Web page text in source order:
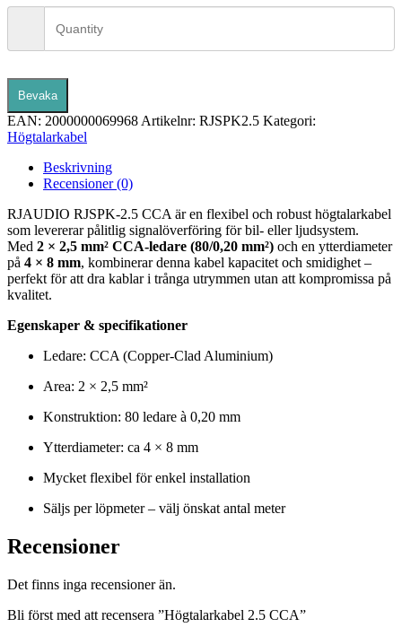
Bevaka
EAN: 2000000069968 Artikelnr: RJSPK2.5 Kategori:
Högtalarkabel
Beskrivning
Recensioner (0)
RJAUDIO RJSPK-2.5 CCA är en flexibel och robust högtalarkabel
som levererar pålitlig signalöverföring för bil- eller ljudsystem.
Med 2 × 2,5 mm² CCA-ledare (80/0,20 mm²) och en ytterdiameter
på 4 × 8 mm, kombinerar denna kabel kapacitet och smidighet –
perfekt för att dra kablar i trånga utrymmen utan att kompromissa på
kvalitet.
Egenskaper & specifikationer
Ledare: CCA (Copper-Clad Aluminium)
Area: 2 × 2,5 mm²
Konstruktion: 80 ledare à 0,20 mm
Ytterdiameter: ca 4 × 8 mm
Mycket flexibel för enkel installation
Säljs per löpmeter – välj önskat antal meter
Recensioner
Det finns inga recensioner än.
Bli först med att recensera ”Högtalarkabel 2.5 CCA”